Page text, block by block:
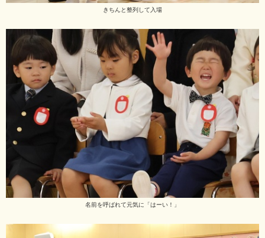
きちんと整列して入場
名前を呼ばれて元気に「はーい！」